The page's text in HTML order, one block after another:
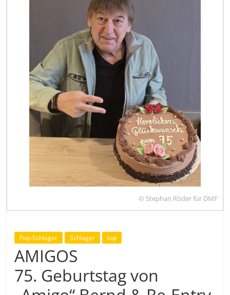
© Stephan Röder für DMF
Pop-Schlager Schlager top
AMIGOS
75. Geburtstag von